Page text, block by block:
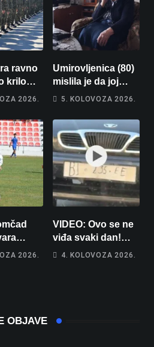
ravno
krilo
kamo
2026.
Umirovljenica (80)
mislila je da joj
piše kći pa ostala
5. KOLOVOZA 2026.
2026.
VIDEO: Ovo se ne
viđa svaki dan!
Netko je na auto
4. KOLOVOZA 2026.
OBJAVE